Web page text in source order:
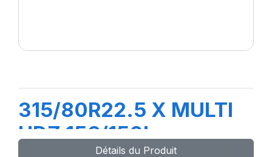
315/80R22.5 X MULTI
HDZ 156/150L
Détails du Produit